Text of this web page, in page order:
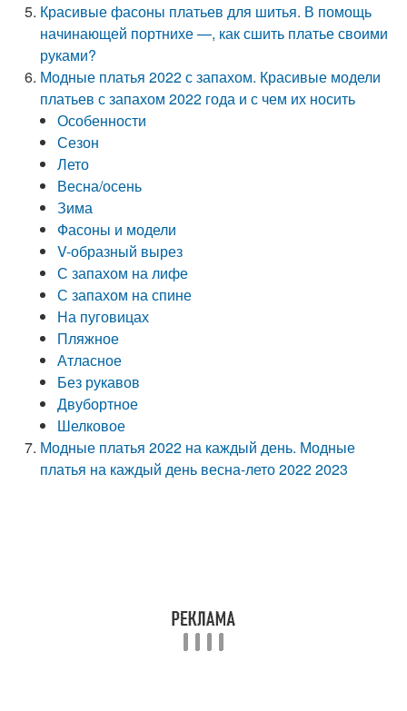
Красивые фасоны платьев для шитья. В помощь
начинающей портнихе —, как сшить платье своими
руками?
Модные платья 2022 с запахом. Красивые модели
платьев с запахом 2022 года и с чем их носить
Особенности
Сезон
Лето
Весна/осень
Зима
Фасоны и модели
V-образный вырез
С запахом на лифе
С запахом на спине
На пуговицах
Пляжное
Атласное
Без рукавов
Двубортное
Шелковое
Модные платья 2022 на каждый день. Модные
платья на каждый день весна-лето 2022 2023